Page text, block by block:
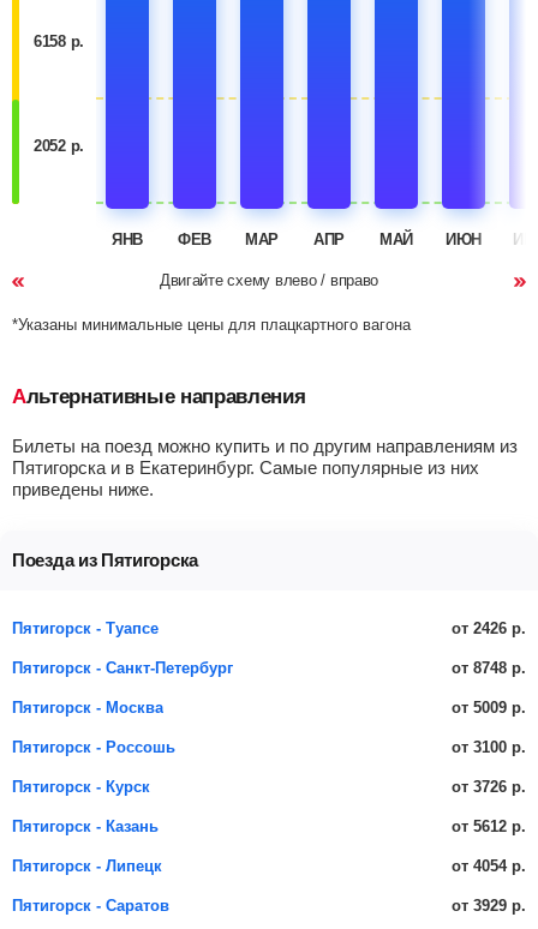
6158 р.
2052 р.
ЯНВ ФЕВ МАР АПР МАЙ ИЮН
Двигайте схему влево / вправо
*Указаны минимальные цены для плацкартного вагона
Альтернативные направления
Билеты на поезд можно купить и по другим направлениям из
Пятигорска и в Екатеринбург. Самые популярные из них
приведены ниже.
Поезда из Пятигорска
Пятигорск - Туапсе от 2426 р.
Пятигорск - Санкт-Петербург от 8748 р.
Пятигорск - Москва от 5009 р.
Пятигорск - Россошь от 3100 р.
Пятигорск - Курск от 3726 р.
Пятигорск - Казань от 5612 р.
Пятигорск - Липецк от 4054 р.
Пятигорск - Саратов от 3929 р.